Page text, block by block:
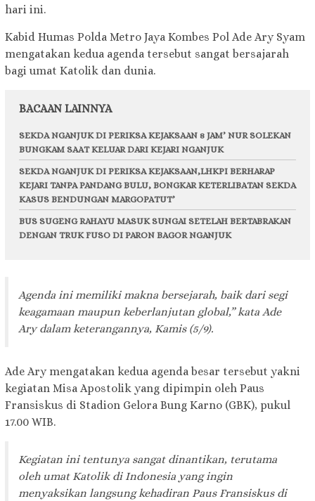
hari ini.
Kabid Humas Polda Metro Jaya Kombes Pol Ade Ary Syam
mengatakan kedua agenda tersebut sangat bersajarah
bagi umat Katolik dan dunia.
BACAAN LAINNYA
SEKDA NGANJUK DI PERIKSA KEJAKSAAN 8 JAM’ NUR SOLEKAN
BUNGKAM SAAT KELUAR DARI KEJARI NGANJUK
SEKDA NGANJUK DI PERIKSA KEJAKSAAN,LHKPI BERHARAP
KEJARI TANPA PANDANG BULU, BONGKAR KETERLIBATAN SEKDA
KASUS BENDUNGAN MARGOPATUT’
BUS SUGENG RAHAYU MASUK SUNGAI SETELAH BERTABRAKAN
DENGAN TRUK FUSO DI PARON BAGOR NGANJUK
Agenda ini memiliki makna bersejarah, baik dari segi
keagamaan maupun keberlanjutan global,” kata Ade
Ary dalam keterangannya, Kamis (5/9).
Ade Ary mengatakan kedua agenda besar tersebut yakni
kegiatan Misa Apostolik yang dipimpin oleh Paus
Fransiskus di Stadion Gelora Bung Karno (GBK), pukul
17.00 WIB.
Kegiatan ini tentunya sangat dinantikan, terutama
oleh umat Katolik di Indonesia yang ingin
menyaksikan langsung kehadiran Paus Fransiskus di